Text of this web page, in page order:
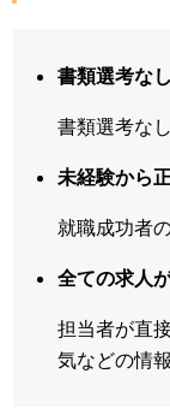
書類選考なし
書類選考な
未経験から
就職成功者
全ての求人
担当者が直
気などの情